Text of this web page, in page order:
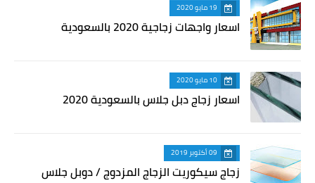
19 مايو 2020
اسعار واجهات زجاجية 2020 بالسعودية
10 مايو 2020
اسعار زجاج دبل جلاس بالسعودية 2020
09 أكتوبر 2019
زجاج سيكوريت الزجاج المزدوج / دوبل جلاس